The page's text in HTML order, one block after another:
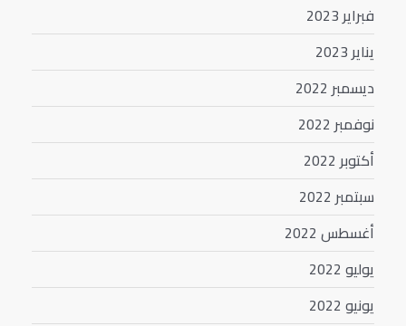
فبراير 2023
يناير 2023
ديسمبر 2022
نوفمبر 2022
أكتوبر 2022
سبتمبر 2022
أغسطس 2022
يوليو 2022
يونيو 2022